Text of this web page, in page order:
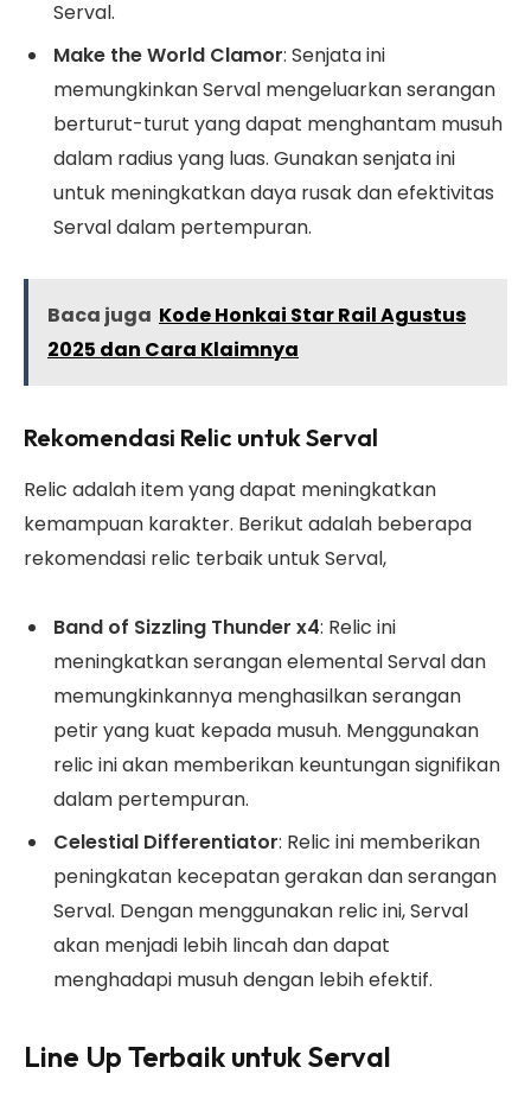
Serval.
Make the World Clamor: Senjata ini
memungkinkan Serval mengeluarkan serangan
berturut-turut yang dapat menghantam musuh
dalam radius yang luas. Gunakan senjata ini
untuk meningkatkan daya rusak dan efektivitas
Serval dalam pertempuran.
Baca juga Kode Honkai Star Rail Agustus
2025 dan Cara Klaimnya
Rekomendasi Relic untuk Serval
Relic adalah item yang dapat meningkatkan
kemampuan karakter. Berikut adalah beberapa
rekomendasi relic terbaik untuk Serval,
Band of Sizzling Thunder x4: Relic ini
meningkatkan serangan elemental Serval dan
memungkinkannya menghasilkan serangan
petir yang kuat kepada musuh. Menggunakan
relic ini akan memberikan keuntungan signifikan
dalam pertempuran.
Celestial Differentiator: Relic ini memberikan
peningkatan kecepatan gerakan dan serangan
Serval. Dengan menggunakan relic ini, Serval
akan menjadi lebih lincah dan dapat
menghadapi musuh dengan lebih efektif.
Line Up Terbaik untuk Serval